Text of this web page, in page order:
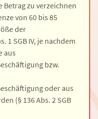
zu verzeichnen
von 60 bis 85
der
1 SGB IV, je nachdem
aus
bzw.
oder aus
(§ 136 Abs. 2 SGB